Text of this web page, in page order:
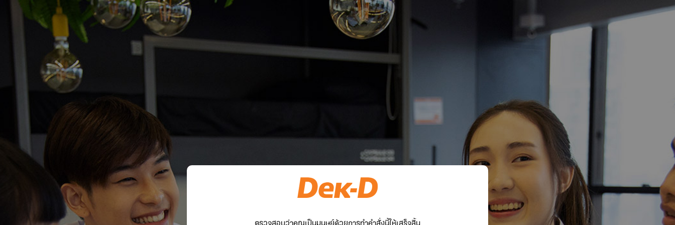
ตรวจสอบว่าคุณเป็นมนุษย์ด้วยการทำคำสั่งนี้ให้เสร็จสิ้น